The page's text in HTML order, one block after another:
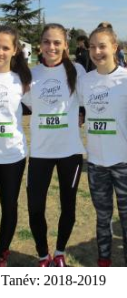
Tanév: 2018-2019